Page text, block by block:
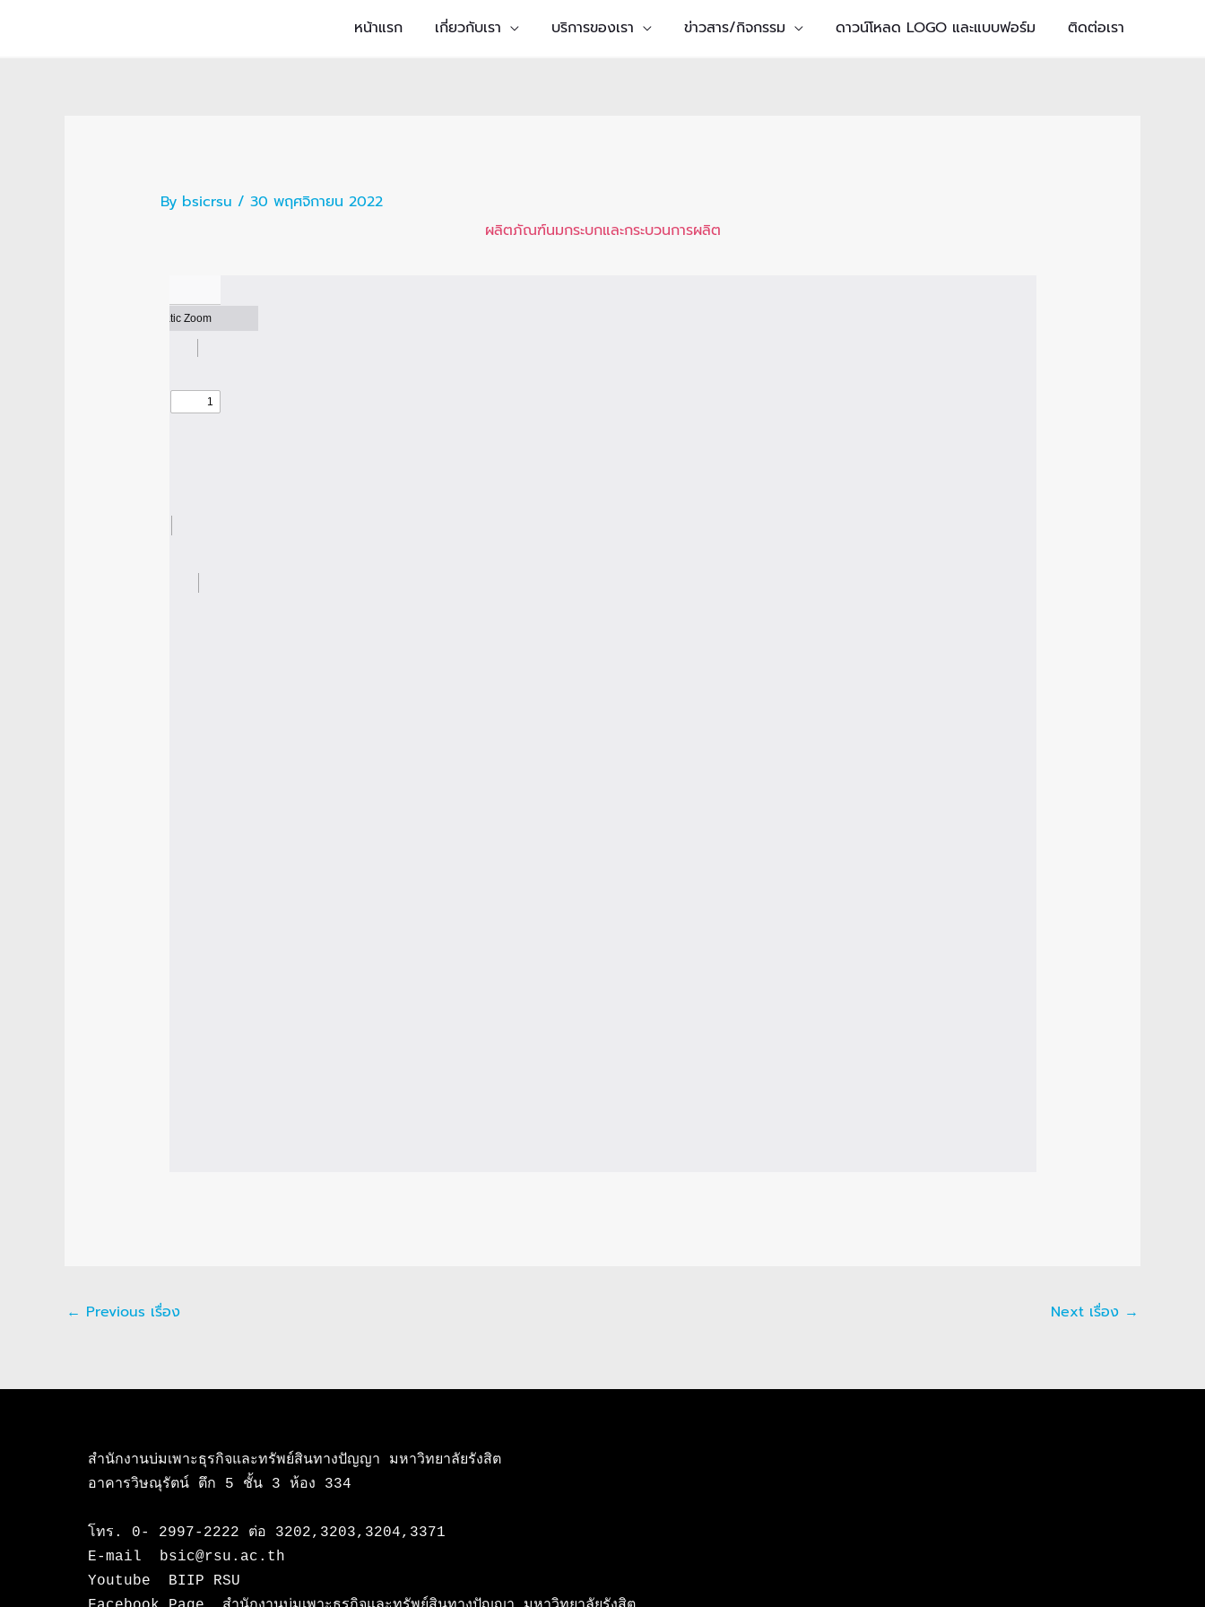
หน้าแรก เกี่ยวกับเรา บริการของเรา ข่าวสาร/กิจกรรม ดาวน์โหลด LOGO และแบบฟอร์ม ติดต่อเรา
By bsicrsu / 30 พฤศจิกายน 2022
ผลิตภัณฑ์นมกระบกและกระบวนการผลิต
← Previous เรื่อง Next เรื่อง →
สำนักงานบ่มเพาะธุรกิจและทรัพย์สินทางปัญญา มหาวิทยาลัยรังสิต
อาคารวิษณุรัตน์ ตึก 5 ชั้น 3 ห้อง 334
โทร. 0- 2997-2222 ต่อ 3202,3203,3204,3371
E-mail  bsic@rsu.ac.th
Youtube  BIIP RSU